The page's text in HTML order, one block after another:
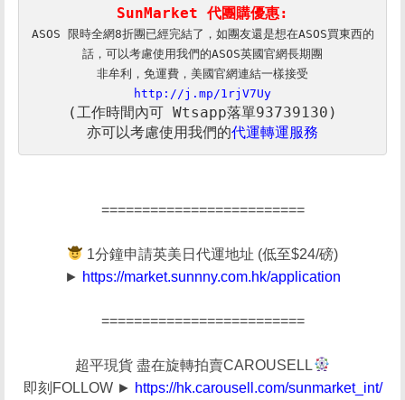
SunMarket 代團購優惠:
ASOS 限時全網8折團已經完結了，如團友還是想在ASOS買東西的
話，可以考慮使用我們的ASOS英國官網長期團
http://j.mp/1rjV7Uy
亦可以考慮使用我們的代運轉運服務
=========================
1分鐘申請英美日代運地址 (低至$24/磅)
► https://market.sunnny.com.hk/application
=========================
超平現貨 盡在旋轉拍賣CAROUSELL
即刻FOLLOW ► https://hk.carousell.com/sunmarket_int/